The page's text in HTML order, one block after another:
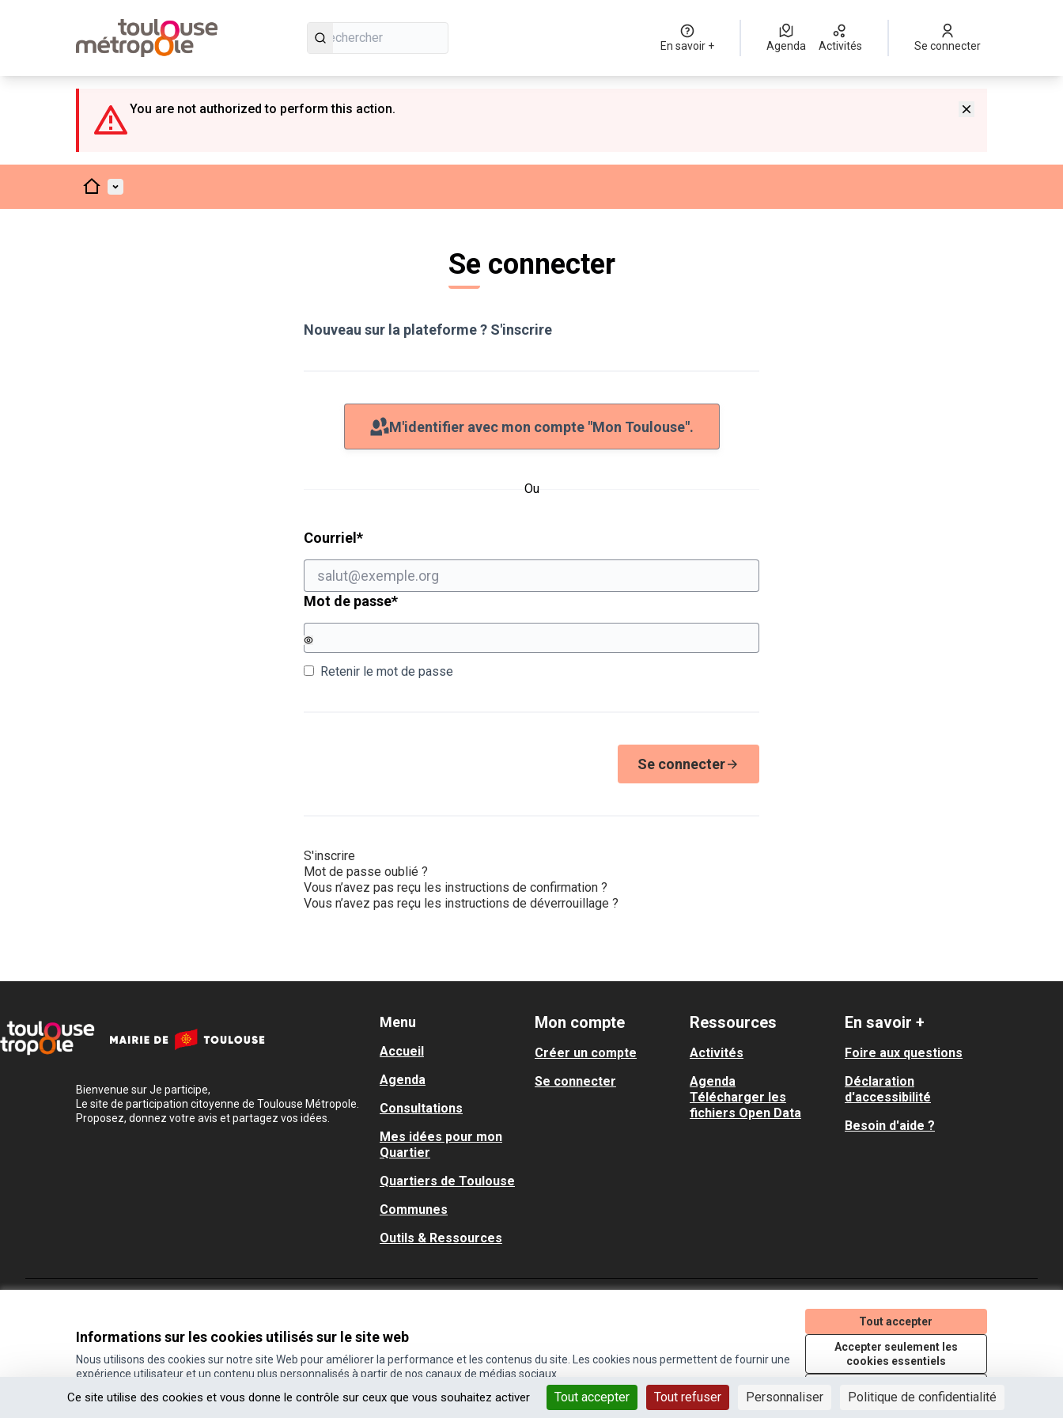
Ce site utilise des cookies et vous donne le contrôle sur ceux que vous souhaitez activer Tout accepter Tout refuser Personnaliser Politique de confidentialité
Informations sur les cookies utilisés sur le site web
Nous utilisons des cookies sur notre site Web pour améliorer la performance et les contenus du site. Les cookies nous permettent de fournir une
expérience utilisateur et un contenu plus personnalisés à partir de nos canaux de médias sociaux.
Tout accepter
Accepter seulement les
cookies essentiels
En savoir + Agenda Activités Se connecter
You are not authorized to perform this action.
AccueilMenu principal
Se connecter
Nouveau sur la plateforme ? S'inscrire
M'identifier avec mon compte "Mon Toulouse".
Ou
Courriel *Champ obligatoire
Mot de passe*Champ obligatoire
Retenir le mot de passe
Se connecter
S'inscrire
Mot de passe oublié ?
Vous n’avez pas reçu les instructions de confirmation ?
Vous n’avez pas reçu les instructions de déverrouillage ?
Bienvenue sur Je participe,
Le site de participation citoyenne de Toulouse Métropole.
Proposez, donnez votre avis et partagez vos idées.
Menu
Accueil
Agenda
Consultations
Mes idées pour mon
Quartier
Quartiers de Toulouse
Communes
Outils & Ressources
Mon compte
Créer un compte
Se connecter
Ressources
Activités
Agenda
Télécharger les
fichiers Open Data
En savoir +
Foire aux questions
Déclaration
d'accessibilité
Besoin d'aide ?
(Lien externe)
(Lien externe)
(Lien externe)
(Lien externe)
Site réalisé grâce aulogiciel libre Decidim
(Lien externe)
.
Licence Creative
(Lien externe)